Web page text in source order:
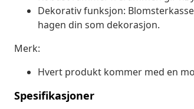
Dekorativ funksjon:
hagen din som dekorasjon.
Merk:
Hvert produkt kommer med en
Spesifikasjoner